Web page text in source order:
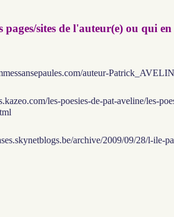
pages/sites de l'auteur(e) ou qui
auteur-
les-poesies-de-pat-aveline/les-
archive/2009/09/28/l-ile-